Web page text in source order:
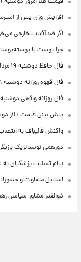
افزایش وزن پس از
اگر ضدآفتاب خارجی
چرا پوست پا پوسته‌پوسته می‌شود؟ ۱۰ علت
فال حافظ دوشنبه ۱۹ مرداد ماه ۱۴۰۵
فال قهوه روزانه دوشنبه ۱۹ مرداد ماه ۱۴۰۵
فال روزانه واقعی دوشنبه ۱۹ مرداد ۱۴۰۵
پیش‌ بینی قیمت دلار دوشنبه ۱۹ مرداد
واکنش قالیباف به انتصاب
دورهمی نوستالژیک بازیگران
پیام تسلیت پزشکیان به
استایل متفاوت و جسورانه تینا
ذوالقدر مشاور سیاسی